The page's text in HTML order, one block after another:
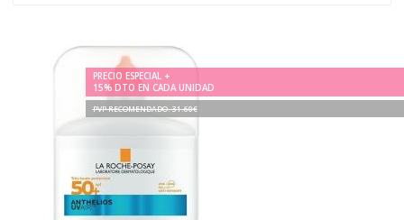
PRECIO ESPECIAL +
15% DTO EN CADA UNIDAD
PVP RECOMENDADO. 31.60€